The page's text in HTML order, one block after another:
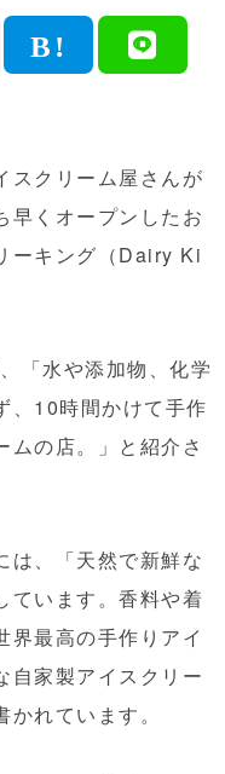
スクリーム屋さんが
早くオープンしたお
ーキング（Dairy Ki
「水や添加物、化学
、10時間かけて手作
ムの店。」と紹介さ
は、「天然で新鮮な
ています。香料や着
界最高の手作りアイ
自家製アイスクリー
れています。